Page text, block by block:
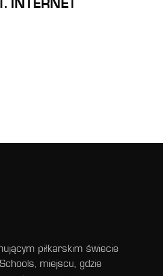
INTERNET
piłkarskim świecie
miejscu, gdzie